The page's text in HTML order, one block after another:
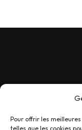
Pour offrir les
telles que les cookies